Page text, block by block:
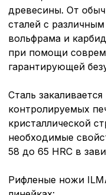
древесины. От
сталей с
вольфрама и
при помощи
гарантирующей
Сталь
контролируемых
кристаллической
необходимые
58 до 65 HRC в
Рифленые ножи